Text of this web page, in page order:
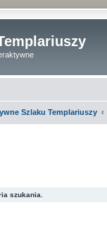
Szlaku Templariuszy
szukania.